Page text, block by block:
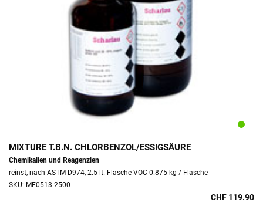
MIXTURE T.B.N. CHLORBENZOL/ESSIGSÄURE
Chemikalien und Reagenzien
reinst, nach ASTM D974, 2.5 lt. Flasche VOC 0.875 kg / Flasche
SKU: ME0513.2500
CHF 119.90